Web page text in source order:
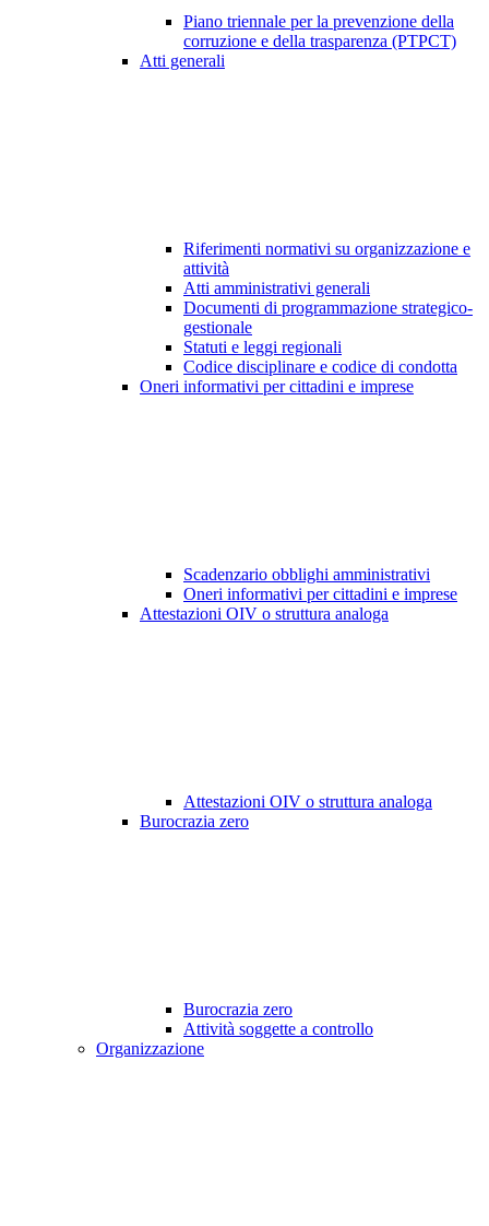
Piano triennale per la prevenzione della
corruzione e della trasparenza (PTPCT)
Atti generali
Riferimenti normativi su organizzazione e
attività
Atti amministrativi generali
Documenti di programmazione strategico-
gestionale
Statuti e leggi regionali
Codice disciplinare e codice di condotta
Oneri informativi per cittadini e imprese
Scadenzario obblighi amministrativi
Oneri informativi per cittadini e imprese
Attestazioni OIV o struttura analoga
Attestazioni OIV o struttura analoga
Burocrazia zero
Burocrazia zero
Attività soggette a controllo
Organizzazione